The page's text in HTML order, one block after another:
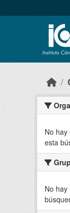
No hay
esta
No